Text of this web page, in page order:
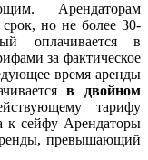
Арендаторам
срок, но не более 30-
оплачивается в
за фактическое
время аренды
в
двойном
тарифу
к сейфу Арендаторы
превышающий